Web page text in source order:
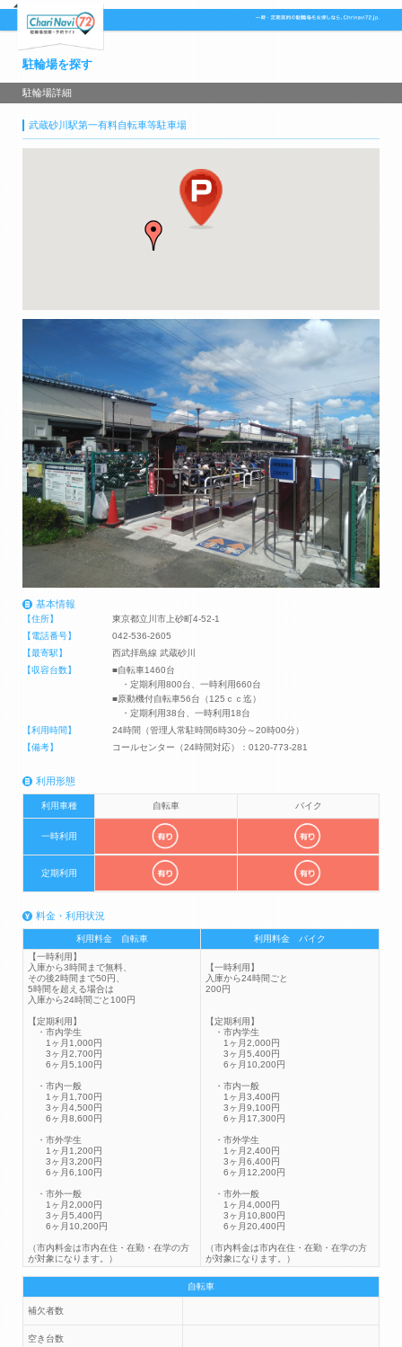
駐輪場を探す
駐輪場詳細
武蔵砂川駅第一有料自転車等駐車場
基本情報
【住所】
東京都立川市上砂町4-52-1
【電話番号】
042-536-2605
【最寄駅】
西武拝島線 武蔵砂川
【収容台数】
■自転車1460台
・定期利用800台、一時利用660台
■原動機付自転車56台（125ｃｃ迄）
・定期利用38台、一時利用18台
【利用時間】
24時間（管理人常駐時間6時30分～20時00分）
【備考】
コールセンター（24時間対応）：0120-773-281
利用形態
利用車種 自転車 バイク
一時利用
定期利用
料金・利用状況
利用料金 自転車
利用料金 バイク
【一時利用】
入庫から3時間まで無料、
その後2時間まで50円、
5時間を超える場合は
入庫から24時間ごと100円
【定期利用】
・市内学生
1ヶ月1,000円
3ヶ月2,700円
6ヶ月5,100円
・市内一般
1ヶ月1,700円
3ヶ月4,500円
6ヶ月8,600円
・市外学生
1ヶ月1,200円
3ヶ月3,200円
6ヶ月6,100円
・市外一般
1ヶ月2,000円
3ヶ月5,400円
6ヶ月10,200円
（市内料金は市内在住・在勤・在学の方
が対象になります。）
【一時利用】
入庫から24時間ごと
200円
【定期利用】
・市内学生
1ヶ月2,000円
3ヶ月5,400円
6ヶ月10,200円
・市内一般
1ヶ月3,400円
3ヶ月9,100円
6ヶ月17,300円
・市外学生
1ヶ月2,400円
3ヶ月6,400円
6ヶ月12,200円
・市外一般
1ヶ月4,000円
3ヶ月10,800円
6ヶ月20,400円
（市内料金は市内在住・在勤・在学の方
が対象になります。）
自転車
補欠者数
空き台数